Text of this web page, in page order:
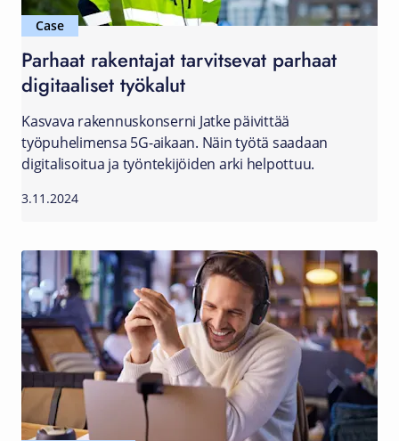
Case
Parhaat rakentajat tarvitsevat parhaat
digitaaliset työkalut
Kasvava rakennuskonserni Jatke päivittää
työpuhelimensa 5G-aikaan. Näin työtä saadaan
digitalisoitua ja työntekijöiden arki helpottuu.
3.11.2024